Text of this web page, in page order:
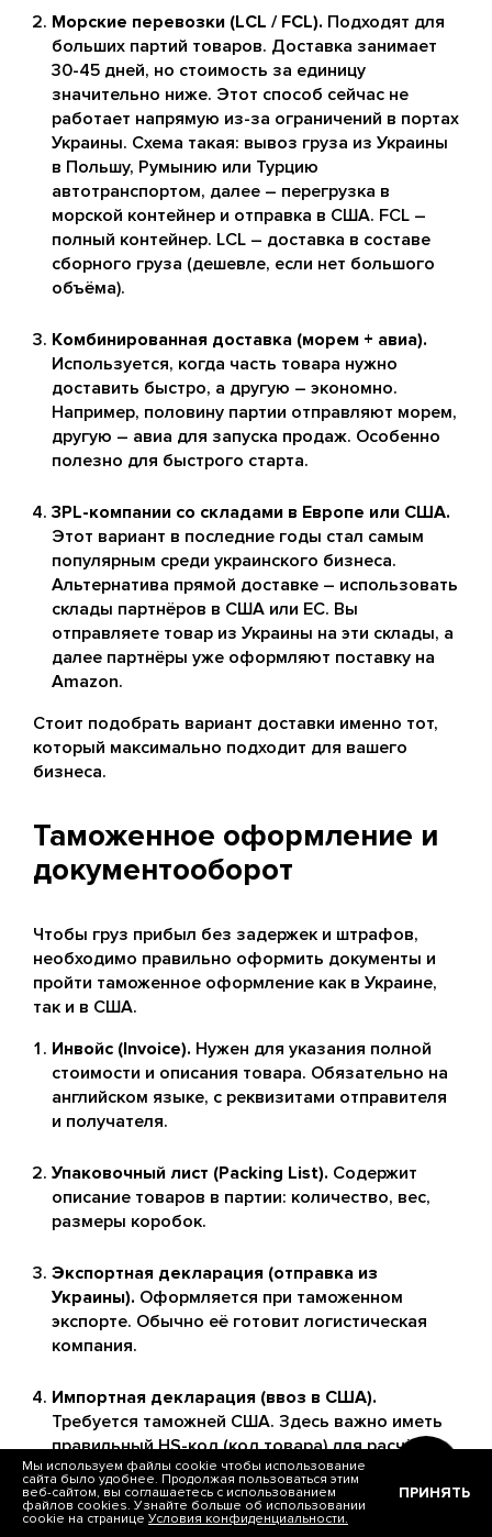
Мы используем файлы cookie чтобы использование
сайта было удобнее. Продолжая пользоваться этим
веб-сайтом, вы соглашаетесь с использованием
файлов cookies. Узнайте больше об использовании
cookie на странице Условия конфиденциальности.
ПРИНЯТЬ
Морские перевозки (LCL / FCL). Подходят для
больших партий товаров. Доставка занимает
30-45 дней, но стоимость за единицу
значительно ниже. Этот способ сейчас не
работает напрямую из-за ограничений в портах
Украины. Схема такая: вывоз груза из Украины
в Польшу, Румынию или Турцию
автотранспортом, далее – перегрузка в
морской контейнер и отправка в США. FCL –
полный контейнер. LCL – доставка в составе
сборного груза (дешевле, если нет большого
объёма).
Комбинированная доставка (морем + авиа).
Используется, когда часть товара нужно
доставить быстро, а другую – экономно.
Например, половину партии отправляют морем,
другую – авиа для запуска продаж. Особенно
полезно для быстрого старта.
3PL-компании со складами в Европе или США.
Этот вариант в последние годы стал самым
популярным среди украинского бизнеса.
Альтернатива прямой доставке – использовать
склады партнёров в США или ЕС. Вы
отправляете товар из Украины на эти склады, а
далее партнёры уже оформляют поставку на
Amazon.
Стоит подобрать вариант доставки именно тот,
который максимально подходит для вашего
бизнеса.
Таможенное оформление и
документооборот
Чтобы груз прибыл без задержек и штрафов,
необходимо правильно оформить документы и
пройти таможенное оформление как в Украине,
так и в США.
Инвойс (Invoice). Нужен для указания полной
стоимости и описания товара. Обязательно на
английском языке, с реквизитами отправителя
и получателя.
Упаковочный лист (Packing List). Содержит
описание товаров в партии: количество, вес,
размеры коробок.
Экспортная декларация (отправка из
Украины). Оформляется при таможенном
экспорте. Обычно её готовит логистическая
компания.
Импортная декларация (ввоз в США).
Требуется таможней США. Здесь важно иметь
правильный HS-код (код товара) для расчёта
пошлины. Если код выбран неправильно –
возможна задержка груза.